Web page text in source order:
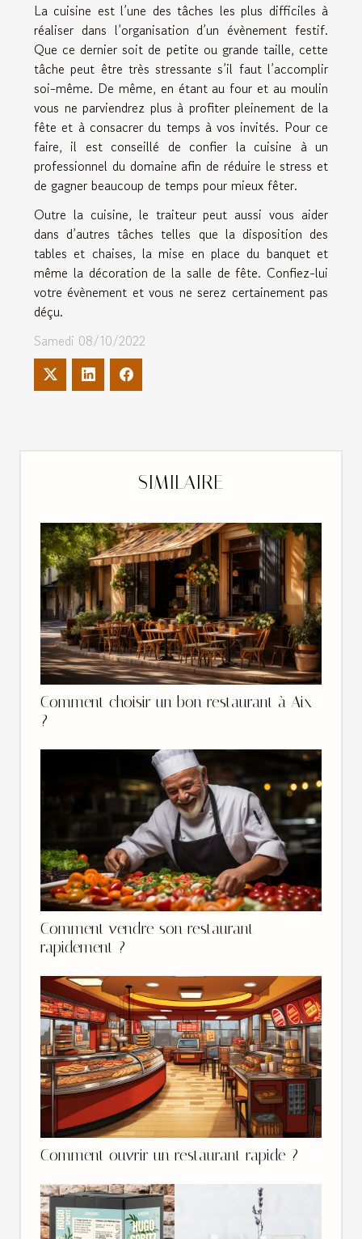
La cuisine est l’une des tâches les plus difficiles à
réaliser dans l’organisation d’un évènement festif.
Que ce dernier soit de petite ou grande taille, cette
tâche peut être très stressante s’il faut l’accomplir
soi-même. De même, en étant au four et au moulin
vous ne parviendrez plus à profiter pleinement de la
fête et à consacrer du temps à vos invités. Pour ce
faire, il est conseillé de confier la cuisine à un
professionnel du domaine afin de réduire le stress et
de gagner beaucoup de temps pour mieux fêter.
Outre la cuisine, le traiteur peut aussi vous aider
dans d’autres tâches telles que la disposition des
tables et chaises, la mise en place du banquet et
même la décoration de la salle de fête. Confiez-lui
votre évènement et vous ne serez certainement pas
déçu.
Samedi 08/10/2022
SIMILAIRE
Comment choisir un bon restaurant à Aix
?
Comment vendre son restaurant
rapidement ?
Comment ouvrir un restaurant rapide ?